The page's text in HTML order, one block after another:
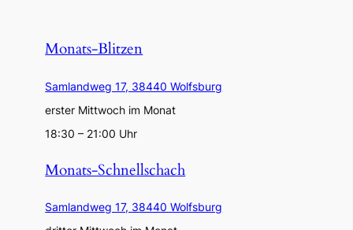
Monats-Blitzen
Samlandweg 17, 38440 Wolfsburg
erster Mittwoch im Monat
18:30 – 21:00 Uhr
Monats-Schnellschach
Samlandweg 17, 38440 Wolfsburg